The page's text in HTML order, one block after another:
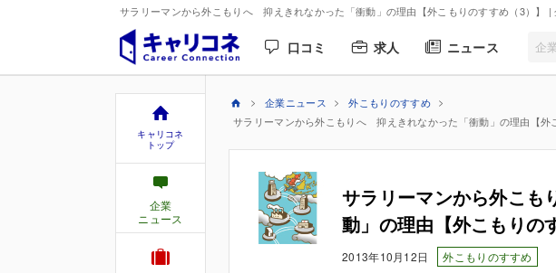
サラリーマンから外こもりへ 抑えきれなかった「衝動」の理由【外こもりのすすめ（3）】 |
口コミ 求人 ニュース
キャリコネ
トップ
企業
ニュース
企業ニュース
外こもりのすすめ
サラリーマンから外こもりへ 抑えきれなかった「衝動」の理由【外
サラリーマンから外こ
動」の理由【外こもりの
2013年10月12日 外こもりのすすめ